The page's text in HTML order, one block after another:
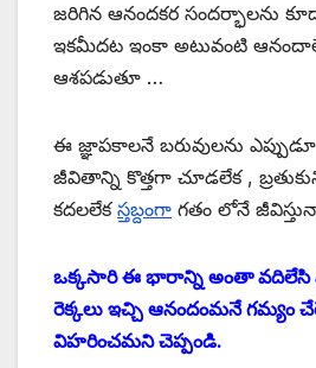
జరిగిన ఆనందకర సందర్భాలను
ఇకమీదట ఇంకా అటువంటి
ఆశపడుతూ …
ఈ జ్ఞాపకాలనే బరువులను
జీవితాన్ని కొత్తగా చూడలేక ,
కదలలేక స్తబ్దంగా గతం లోనే
ఒక్కసారి ఈ భారాన్ని అంతా వదిలేసి
రెక్కలు ఇచ్చి ఆనందంమనే గమ్యం
విహరించమని చెప్పండి.